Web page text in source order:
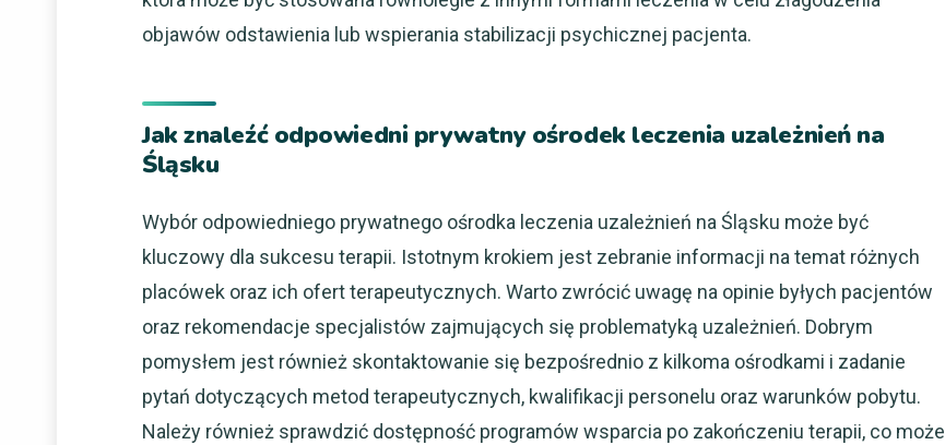
objawów odstawienia lub wspierania stabilizacji psychicznej pacjenta.
Jak znaleźć odpowiedni prywatny ośrodek leczenia uzależnień na
Śląsku
Wybór odpowiedniego prywatnego ośrodka leczenia uzależnień na Śląsku może być
kluczowy dla sukcesu terapii. Istotnym krokiem jest zebranie informacji na temat różnych
placówek oraz ich ofert terapeutycznych. Warto zwrócić uwagę na opinie byłych pacjentów
oraz rekomendacje specjalistów zajmujących się problematyką uzależnień. Dobrym
pomysłem jest również skontaktowanie się bezpośrednio z kilkoma ośrodkami i zadanie
pytań dotyczących metod terapeutycznych, kwalifikacji personelu oraz warunków pobytu.
Należy również sprawdzić dostępność programów wsparcia po zakończeniu terapii, co może